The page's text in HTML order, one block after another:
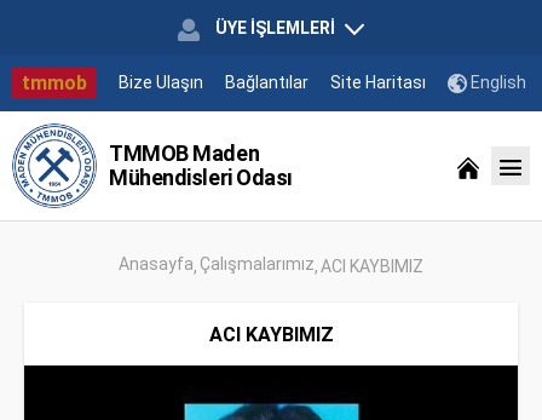
ÜYE İŞLEMLERİ
tmmob Bize Ulaşın Bağlantılar Site Haritası English
TMMOB Maden
Mühendisleri Odası
Anasayfa Çalışmalarımız ACI KAYBIMIZ
ACI KAYBIMIZ